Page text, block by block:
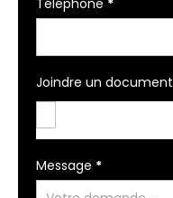
Joindre un document
Message *